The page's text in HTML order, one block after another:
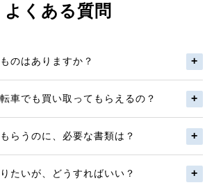
よくある質問
のはありますか？
車でも買い取ってもらえるの？
らうのに、必要な書類は？
たいが、どうすればいい？